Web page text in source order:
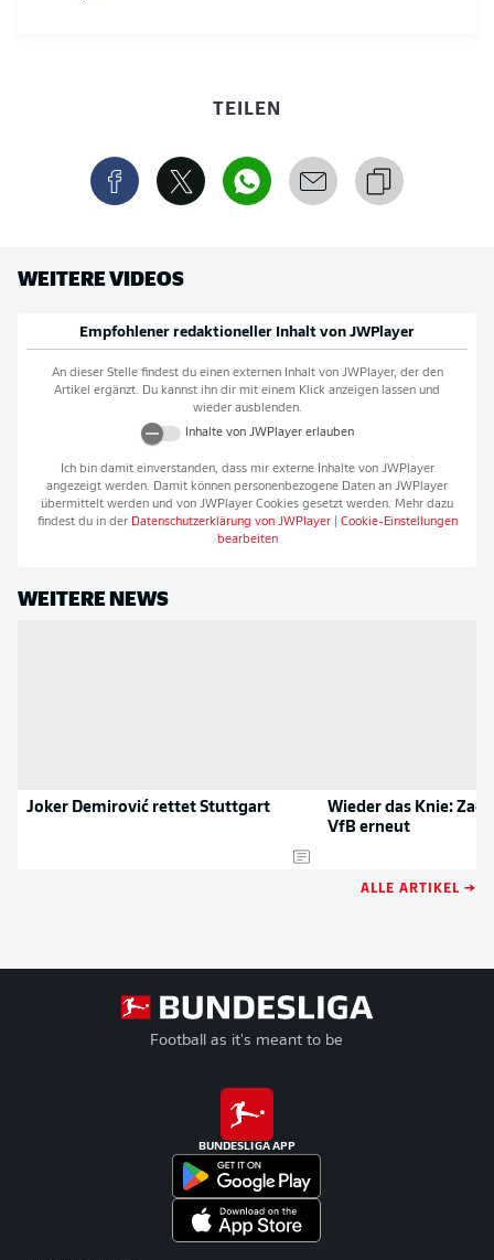
TEILEN
WEITERE VIDEOS
Empfohlener redaktioneller Inhalt von JWPlayer
An dieser Stelle findest du einen externen Inhalt von JWPlayer, der den
Artikel ergänzt. Du kannst ihn dir mit einem Klick anzeigen lassen und
wieder ausblenden.
Inhalte von JWPlayererlauben
Ich bin damit einverstanden, dass mir externe Inhalte von JWPlayer
angezeigt werden. Damit können personenbezogene Daten an JWPlayer
übermittelt werden und von JWPlayer Cookies gesetzt werden. Mehr dazu
findest du in der Datenschutzerklärung von JWPlayer| Cookie-Einstellungen
bearbeiten
WEITERE NEWS
Joker Demirović rettet Stuttgart
Wieder das Knie:
VfB erneut
ALLE ARTIKEL →
Football as it's meant to be
BUNDESLIGA APP